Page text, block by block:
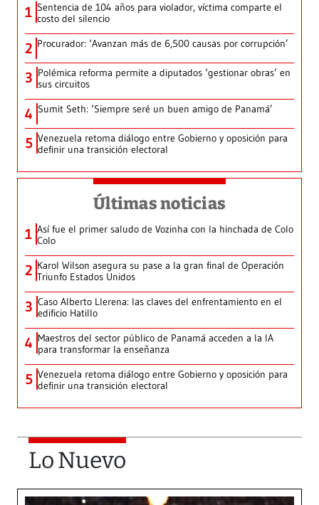
1 Sentencia de 104 años para violador, víctima comparte el
costo del silencio
2 Procurador: ‘Avanzan más de 6,500 causas por corrupción’
3 Polémica reforma permite a diputados ‘gestionar obras’ en
sus circuitos
4 Sumit Seth: ‘Siempre seré un buen amigo de Panamá’
5 Venezuela retoma diálogo entre Gobierno y oposición para
definir una transición electoral
Últimas noticias
1 Así fue el primer saludo de Vozinha con la hinchada de Colo
Colo
2 Karol Wilson asegura su pase a la gran final de Operación
Triunfo Estados Unidos
3 Caso Alberto Llerena: las claves del enfrentamiento en el
edificio Hatillo
4 Maestros del sector público de Panamá acceden a la IA
para transformar la enseñanza
5 Venezuela retoma diálogo entre Gobierno y oposición para
definir una transición electoral
Lo Nuevo